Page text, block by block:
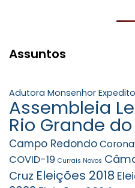
Assuntos
Adutora Monsenhor Expedito
Assembleia
Rio Grande
Campo Redondo
COVID-19 Currais Novos
Cruz Eleições 2018